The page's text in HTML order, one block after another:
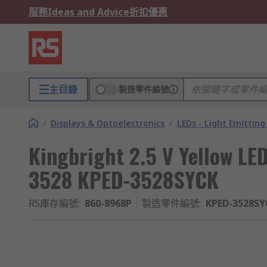
服務Ideas and Advice折扣優惠
主目錄 製造零件編號
/ Displays & Optoelectronics / LEDs - Light
Kingbright 2.5 V Yellow
3528 KPED-3528SYCK
RS庫存編號: 860-8968P 製造零件編號: KPED-